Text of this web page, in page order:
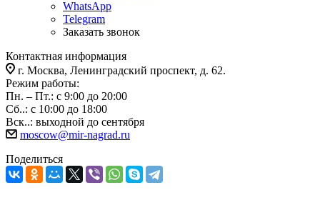
WhatsApp
Telegram
Заказать звонок
Контактная информация
г. Москва, Ленинградский проспект, д. 62.
Режим работы:
Пн. – Пт.: с 9:00 до 20:00
Сб..: с 10:00 до 18:00
Вск..: выходной до сентября
moscow@mir-nagrad.ru
Поделиться